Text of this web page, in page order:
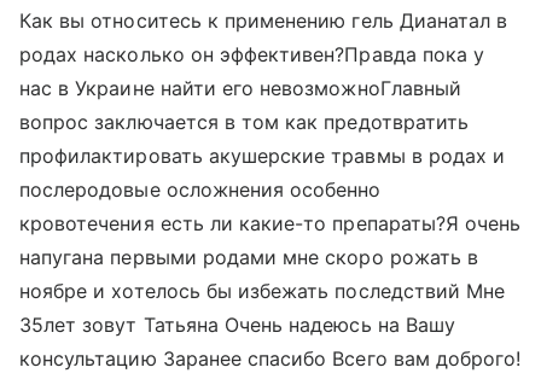
Как вы относитесь к применению гель Дианатал в
родах насколько он эффективен?Правда пока у
нас в Украине найти его невозможноГлавный
вопрос заключается в том как предотвратить
профилактировать акушерские травмы в родах и
послеродовые осложнения особенно
кровотечения есть ли какие-то препараты?Я очень
напугана первыми родами мне скоро рожать в
ноябре и хотелось бы избежать последствий Мне
35лет зовут Татьяна Очень надеюсь на Вашу
консультацию Заранее спасибо Всего вам доброго!